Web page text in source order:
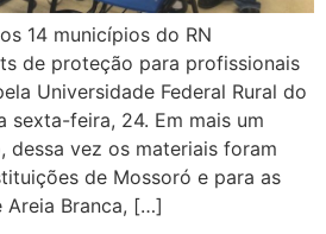
14 municípios do RN
de proteção para profissionais
Universidade Federal Rural do
sexta-feira, 24. Em mais um
dessa vez os materiais foram
de Mossoró e para as
Areia Branca, […]